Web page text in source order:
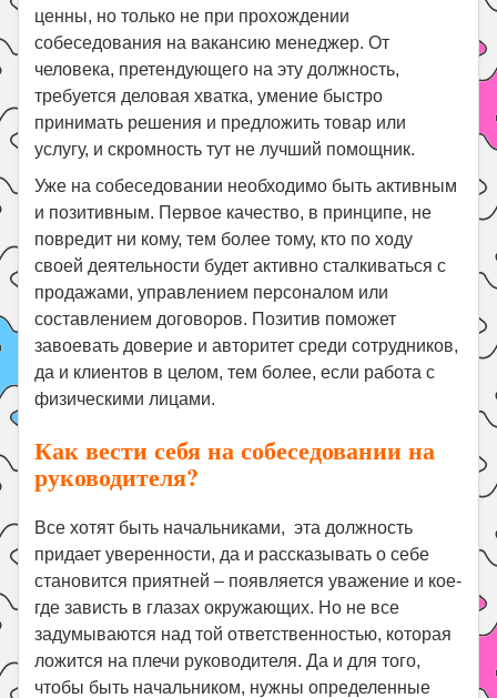
ценны, но только не при прохождении
собеседования на вакансию менеджер. От
человека, претендующего на эту должность,
требуется деловая хватка, умение быстро
принимать решения и предложить товар или
услугу, и скромность тут не лучший помощник.
Уже на собеседовании необходимо быть активным
и позитивным. Первое качество, в принципе, не
повредит ни кому, тем более тому, кто по ходу
своей деятельности будет активно сталкиваться с
продажами, управлением персоналом или
составлением договоров. Позитив поможет
завоевать доверие и авторитет среди сотрудников,
да и клиентов в целом, тем более, если работа с
физическими лицами.
Как вести себя на собеседовании на
руководителя?
Все хотят быть начальниками, эта должность
придает уверенности, да и рассказывать о себе
становится приятней – появляется уважение и кое-
где зависть в глазах окружающих. Но не все
задумываются над той ответственностью, которая
ложится на плечи руководителя. Да и для того,
чтобы быть начальником, нужны определенные